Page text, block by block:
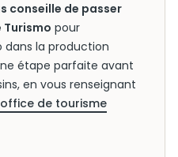
conseille de passer
pour
dans la production
étape parfaite avant
en vous renseignant
office de tourisme